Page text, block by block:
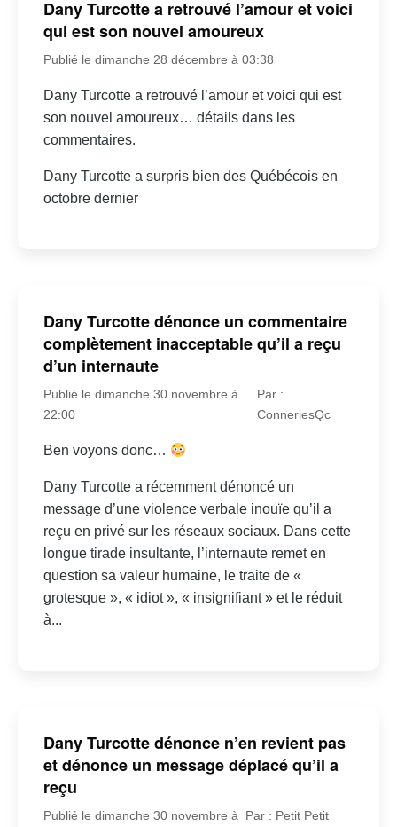
Dany Turcotte a retrouvé l’amour et voici
qui est son nouvel amoureux
Publié le dimanche 28 décembre à 03:38
Dany Turcotte a retrouvé l’amour et voici qui est
son nouvel amoureux… détails dans les
commentaires.
Dany Turcotte a surpris bien des Québécois en
octobre dernier
Dany Turcotte dénonce un commentaire
complètement inacceptable qu’il a reçu
d’un internaute
Publié le dimanche 30 novembre à
22:00
Par :
ConneriesQc
Ben voyons donc…
Dany Turcotte a récemment dénoncé un
message d’une violence verbale inouïe qu’il a
reçu en privé sur les réseaux sociaux. Dans cette
longue tirade insultante, l’internaute remet en
question sa valeur humaine, le traite de «
grotesque », « idiot », « insignifiant » et le réduit
à...
Dany Turcotte dénonce n’en revient pas
et dénonce un message déplacé qu’il a
reçu
Publié le dimanche 30 novembre à
Par : Petit Petit